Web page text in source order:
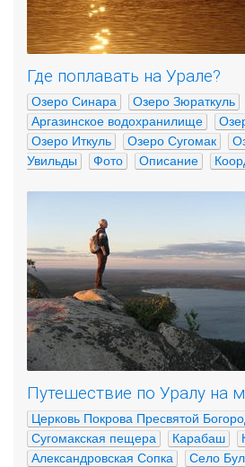
Где поплавать на Урале?
Озеро Синара Озеро Зюраткуль
Аргазинское водохранилище
Озеро Иткуль
Озеро Сугомак
Увильды
Фото Описание
Путешествие по Уралу на
Церковь Покрова Пресвятой
Сугомакская пещера
Карабаш
Александровская Сопка
Село